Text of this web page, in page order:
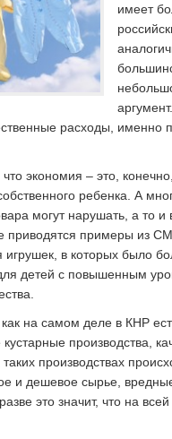
имеет
расходы, именно
что экономия – это,
ребенка. А
могут нарушать, а то
приводятся примеры из
игрушек, в которых было
детей с повышенным
как на самом деле в КНР
производства,
производствах
и дешевое сырье,
это значит, что на